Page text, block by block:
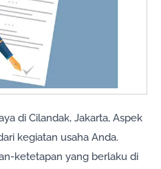
di Cilandak, Jakarta, Aspek
kegiatan usaha Anda.
ketetapan yang berlaku di